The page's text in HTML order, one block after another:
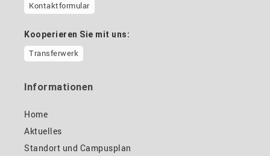
Kontaktformular
Kooperieren Sie mit uns:
Transferwerk
Informationen
Home
Aktuelles
Standort und Campusplan